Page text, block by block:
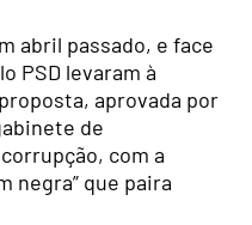
abril passado, e face
PSD levaram à
aprovada por
de
com a
negra” que paira